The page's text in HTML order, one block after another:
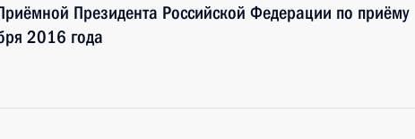
Президента Российской Федерации по приёму
2016 года